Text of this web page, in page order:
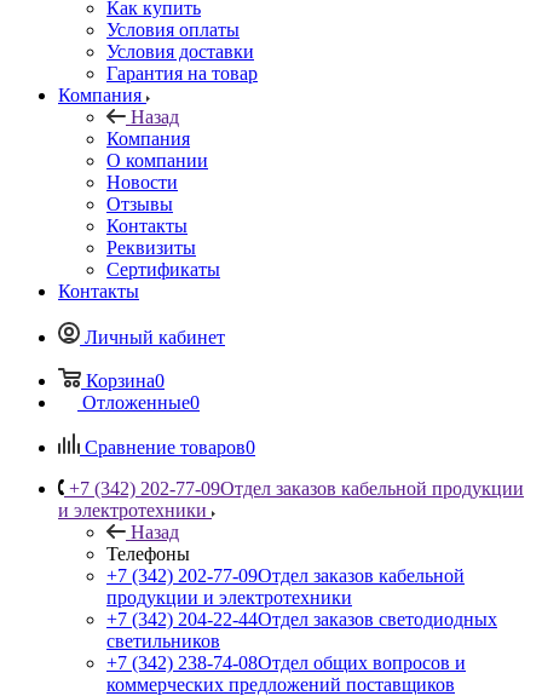
Как купить
Условия оплаты
Условия доставки
Гарантия на товар
Компания
Назад
Компания
О компании
Новости
Отзывы
Контакты
Реквизиты
Сертификаты
Контакты
Личный кабинет
Корзина0
Отложенные0
Сравнение товаров0
+7 (342) 202-77-09Отдел заказов кабельной продукции
и электротехники
Назад
Телефоны
+7 (342) 202-77-09Отдел заказов кабельной
продукции и электротехники
+7 (342) 204-22-44Отдел заказов светодиодных
светильников
+7 (342) 238-74-08Отдел общих вопросов и
коммерческих предложений поставщиков